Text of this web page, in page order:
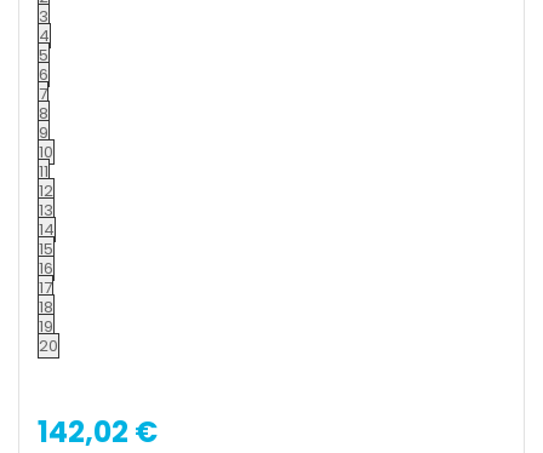
3
4
5
6
7
8
9
10
11
12
13
14
15
16
17
18
19
20
142,02 €